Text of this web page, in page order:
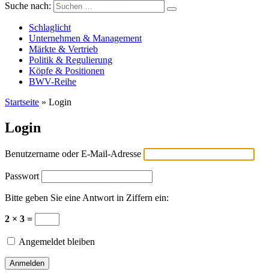
Versicherungswirtschaft-heute
Suche nach:
Schlaglicht
Unternehmen & Management
Märkte & Vertrieb
Politik & Regulierung
Köpfe & Positionen
BWV-Reihe
Startseite » Login
Login
Benutzername oder E-Mail-Adresse
Passwort
Bitte geben Sie eine Antwort in Ziffern ein:
2 × 3 =
Angemeldet bleiben